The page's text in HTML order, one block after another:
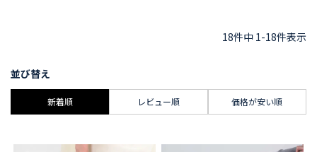
並び替え
新着順 レビュー順 価格が安い順
18件中 1-18件表示